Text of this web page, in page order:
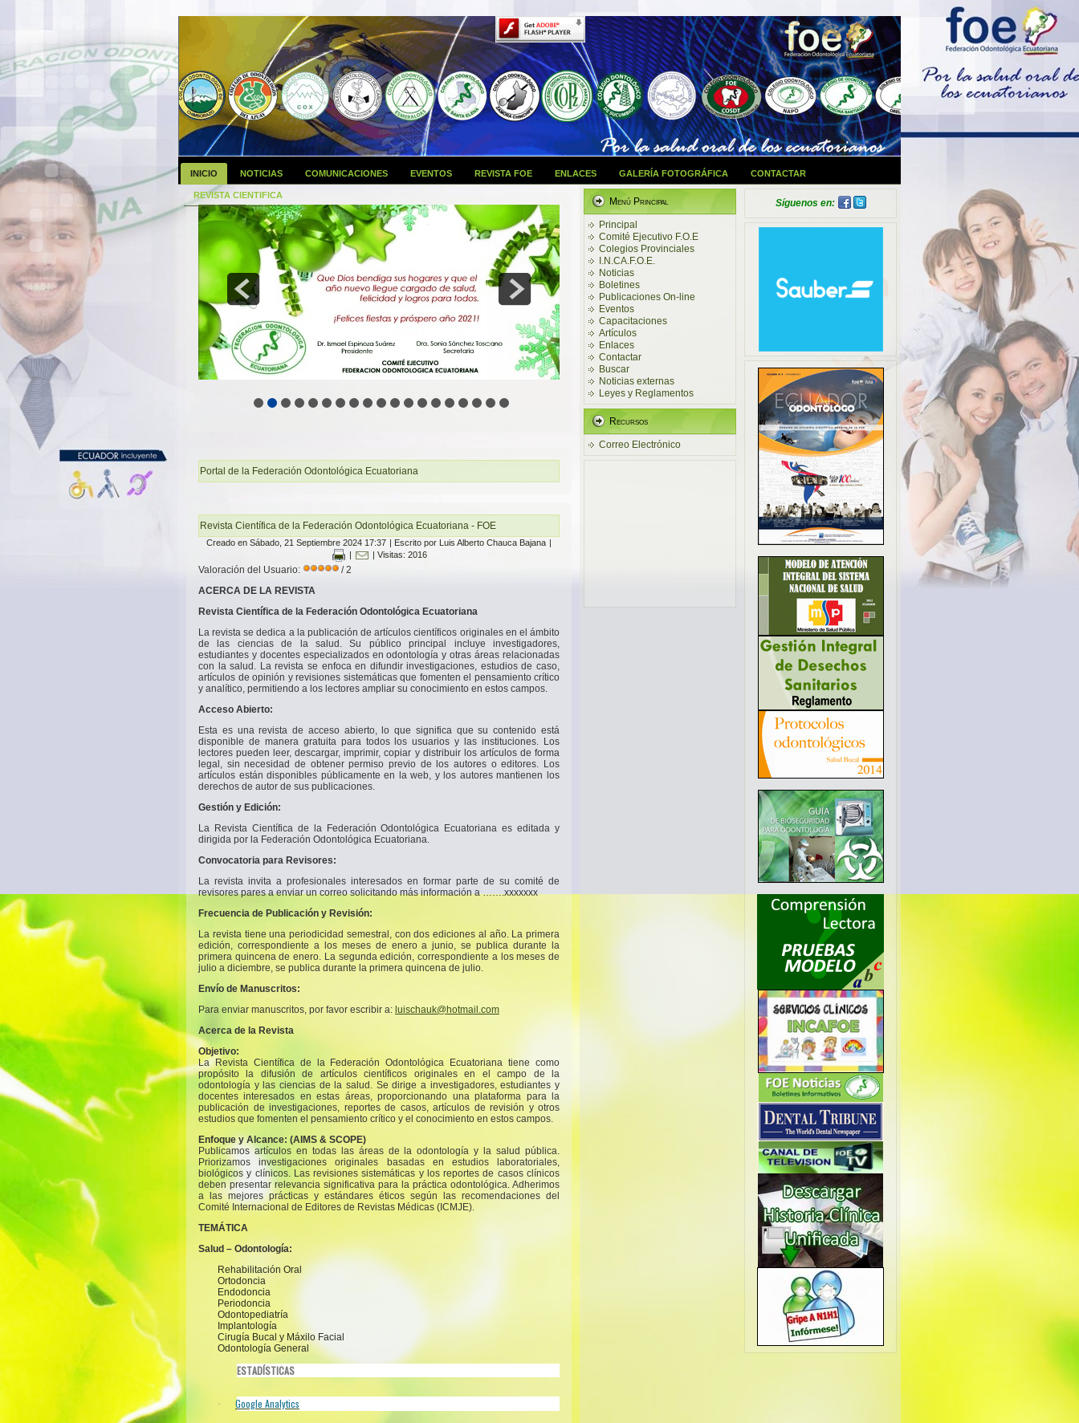
INICIO NOTICIAS COMUNICACIONES EVENTOS REVISTA FOE ENLACES GALERÍA FOTOGRÁFICA CONTACTAR
REVISTA CIENTIFICA
Portal de la Federación Odontológica Ecuatoriana
Revista Científica de la Federación Odontológica Ecuatoriana - FOE
Creado en Sábado, 21 Septiembre 2024 17:37 | Escrito por Luis Alberto Chauca Bajana |
|
| Visitas: 2016
Valoración del Usuario:
/ 2
ACERCA DE LA REVISTA
Revista Científica de la Federación Odontológica Ecuatoriana
La revista se dedica a la publicación de artículos científicos originales en el ámbito
de las ciencias de la salud. Su público principal incluye investigadores,
estudiantes y docentes especializados en odontología y otras áreas relacionadas
con la salud. La revista se enfoca en difundir investigaciones, estudios de caso,
artículos de opinión y revisiones sistemáticas que fomenten el pensamiento crítico
y analítico, permitiendo a los lectores ampliar su conocimiento en estos campos.
Acceso Abierto:
Esta es una revista de acceso abierto, lo que significa que su contenido está
disponible de manera gratuita para todos los usuarios y las instituciones. Los
lectores pueden leer, descargar, imprimir, copiar y distribuir los artículos de forma
legal, sin necesidad de obtener permiso previo de los autores o editores. Los
artículos están disponibles públicamente en la web, y los autores mantienen los
derechos de autor de sus publicaciones.
Gestión y Edición:
La Revista Científica de la Federación Odontológica Ecuatoriana es editada y
dirigida por la Federación Odontológica Ecuatoriana.
Convocatoria para Revisores:
La revista invita a profesionales interesados en formar parte de su comité de
revisores pares a enviar un correo solicitando más información a …….xxxxxxx
Frecuencia de Publicación y Revisión:
La revista tiene una periodicidad semestral, con dos ediciones al año. La primera
edición, correspondiente a los meses de enero a junio, se publica durante la
primera quincena de enero. La segunda edición, correspondiente a los meses de
julio a diciembre, se publica durante la primera quincena de julio.
Envío de Manuscritos:
Para enviar manuscritos, por favor escribir a: luischauk@hotmail.com
Acerca de la Revista
Objetivo:
La Revista Científica de la Federación Odontológica Ecuatoriana tiene como
propósito la difusión de artículos científicos originales en el campo de la
odontología y las ciencias de la salud. Se dirige a investigadores, estudiantes y
docentes interesados en estas áreas, proporcionando una plataforma para la
publicación de investigaciones, reportes de casos, artículos de revisión y otros
estudios que fomenten el pensamiento crítico y el conocimiento en estos campos.
Enfoque y Alcance: (AIMS & SCOPE)
Publicamos artículos en todas las áreas de la odontología y la salud pública.
Priorizamos investigaciones originales basadas en estudios laboratoriales,
biológicos y clínicos. Las revisiones sistemáticas y los reportes de casos clínicos
deben presentar relevancia significativa para la práctica odontológica. Adherimos
a las mejores prácticas y estándares éticos según las recomendaciones del
Comité Internacional de Editores de Revistas Médicas (ICMJE).
TEMÁTICA
Salud – Odontología:
Rehabilitación Oral
Ortodoncia
Endodoncia
Periodoncia
Odontopediatría
Implantología
Cirugía Bucal y Máxilo Facial
Odontología General
ESTADÍSTICAS
· Google Analytics
Menú Principal
Principal
Comité Ejecutivo F.O.E
Colegios Provinciales
I.N.CA.F.O.E.
Noticias
Boletines
Publicaciones On-line
Eventos
Capacitaciones
Artículos
Enlaces
Contactar
Buscar
Noticias externas
Leyes y Reglamentos
Recursos
Correo Electrónico
Síguenos en: